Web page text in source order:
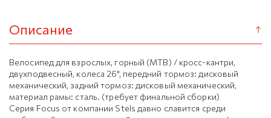
Описание
Велосипед для взрослых, горный (MTB) / кросс-кантри,
двухподвесный, колеса 26", передний тормоз: дисковый
механический, задний тормоз: дисковый механический,
материал рамы: сталь. (требует финальной сборки)
Серия Focus от компании Stels давно славится среди